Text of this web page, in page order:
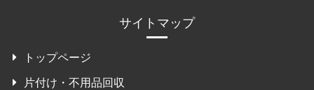
サイトマップ
トップページ
片付け・不用品回収